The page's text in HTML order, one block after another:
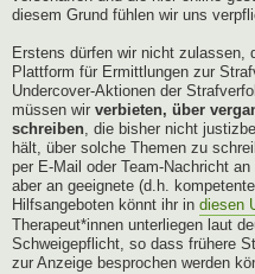
diesem Grund fühlen wir uns
Erstens dürfen wir nicht zulassen,
Plattform für Ermittlungen zur
Undercover-Aktionen der
müssen wir verbieten, über
schreiben, die bisher nicht
hält, über solche Themen zu
per E-Mail oder Team-Nachricht
aber an geeignete (d.h.
Hilfsangeboten könnt ihr in diesen
Therapeut*innen unterliegen laut
Schweigepflicht, so dass frühere
zur Anzeige besprochen werden